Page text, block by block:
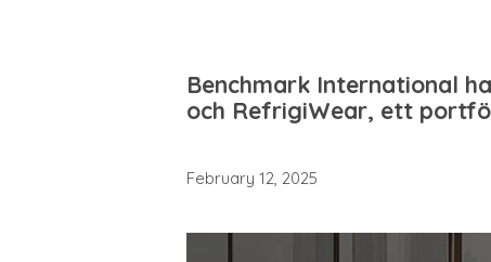
Benchmark International
och RefrigiWear, ett
February 12, 2025